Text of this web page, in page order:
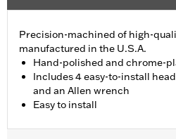
Precision-machined of high-
manufactured in the U.S.A.
Hand-polished and chrome-
Includes 4 easy-to-install
and an Allen wrench
Easy to install